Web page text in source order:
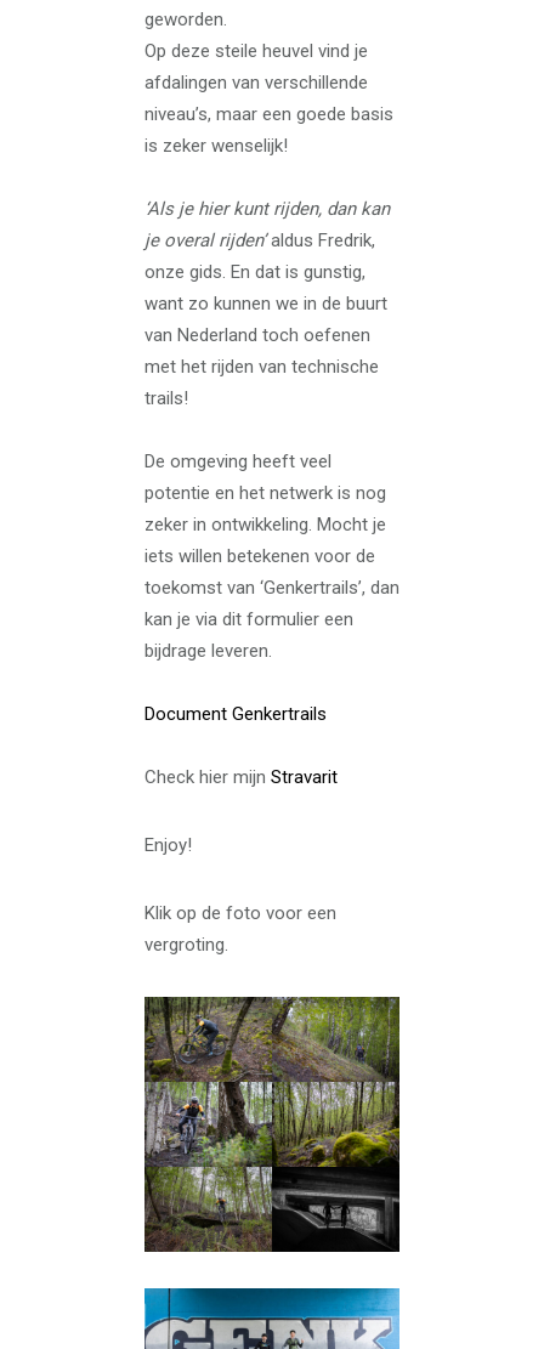
geworden.
Op deze steile heuvel vind je
afdalingen van verschillende
niveau’s, maar een goede basis
is zeker wenselijk!
‘Als je hier kunt rijden, dan kan
je overal rijden’aldus Fredrik,
onze gids. En dat is gunstig,
want zo kunnen we in de buurt
van Nederland toch oefenen
met het rijden van technische
trails!
De omgeving heeft veel
potentie en het netwerk is nog
zeker in ontwikkeling. Mocht je
iets willen betekenen voor de
toekomst van ‘Genkertrails’, dan
kan je via dit formulier een
bijdrage leveren.
Document Genkertrails
Check hier mijn Stravarit
Enjoy!
Klik op de foto voor een
vergroting.